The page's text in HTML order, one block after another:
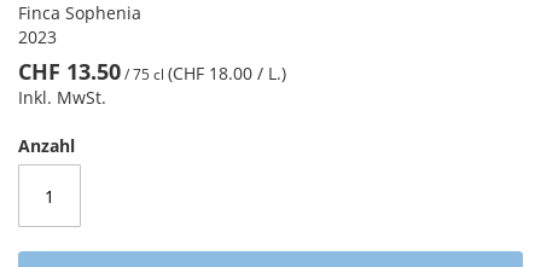
Finca Sophenia
2023
CHF 13.50/75 cl (CHF 18.00 / L.)
Inkl. MwSt.
Anzahl